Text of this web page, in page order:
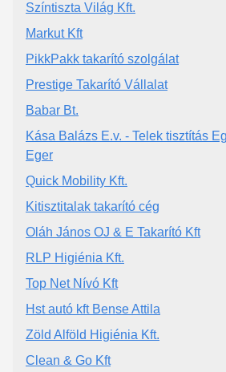
Színtiszta Világ Kft.
Markut Kft
PikkPakk takarító szolgálat
Prestige Takarító Vállalat
Babar Bt.
Kása Balázs E.v. - Telek tisztítás
Eger
Quick Mobility Kft.
Kitisztitalak takarító cég
Oláh János OJ & E Takarító Kft
RLP Higiénia Kft.
Top Net Nívó Kft
Hst autó kft Bense Attila
Zöld Alföld Higiénia Kft.
Clean & Go Kft